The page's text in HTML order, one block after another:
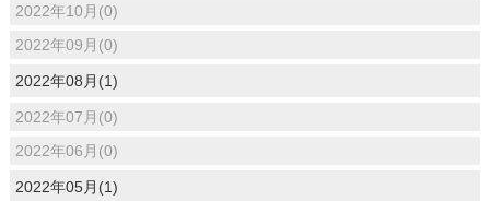
2022年10月(0)
2022年09月(0)
2022年08月(1)
2022年07月(0)
2022年06月(0)
2022年05月(1)